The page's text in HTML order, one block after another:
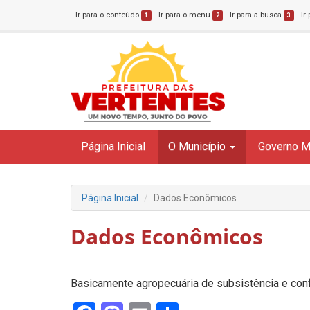
Ir para o conteúdo 1 Ir para o menu 2 Ir para a busca 3 Ir
Página Inicial O Município Governo
Página Inicial Dados Econômicos
Dados Econômicos
Basicamente agropecuária de subsistência e